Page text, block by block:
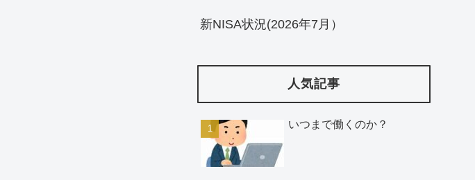
新NISA状況(2026年7月）
人気記事
いつまで働くのか？